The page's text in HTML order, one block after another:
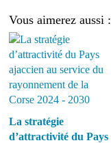
Vous aimerez aussi :
La stratégie
d’attractivité du Pays